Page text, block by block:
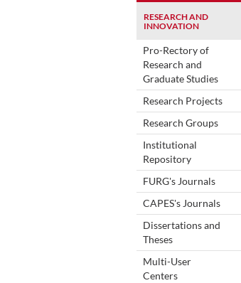
RESEARCH AND
INNOVATION
Pro-Rectory of
Research and
Graduate Studies
Research Projects
Research Groups
Institutional
Repository
FURG's Journals
CAPES's Journals
Dissertations and
Theses
Multi-User
Centers